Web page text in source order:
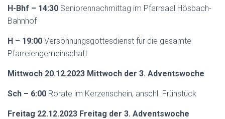
H-Bhf – 14:30 Seniorennachmittag im Pfarrsaal Hösbach-
Bahnhof
H – 19:00 Versöhnungsgottesdienst für die gesamte
Pfarreiengemeinschaft
Mittwoch 20.12.2023 Mittwoch der 3. Adventswoche
Sch – 6:00 Rorate im Kerzenschein, anschl. Frühstück
Freitag 22.12.2023 Freitag der 3. Adventswoche